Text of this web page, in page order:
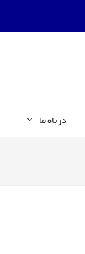
درباه ما